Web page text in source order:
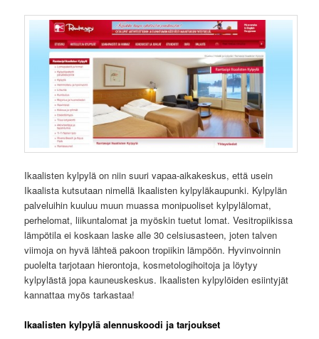
Ikaalisten kylpylä on niin suuri vapaa-aikakeskus, että usein
Ikaalista kutsutaan nimellä Ikaalisten kylpyläkaupunki. Kylpylän
palveluihin kuuluu muun muassa monipuoliset kylpylälomat,
perhelomat, liikuntalomat ja myöskin tuetut lomat. Vesitropiikissa
lämpötila ei koskaan laske alle 30 celsiusasteen, joten talven
viimoja on hyvä lähteä pakoon tropiikin lämpöön. Hyvinvoinnin
puolelta tarjotaan hierontoja, kosmetologihoitoja ja löytyy
kylpylästä jopa kauneuskeskus. Ikaalisten kylpylöiden esiintyjät
kannattaa myös tarkastaa!
Ikaalisten kylpylä alennuskoodi ja tarjoukset